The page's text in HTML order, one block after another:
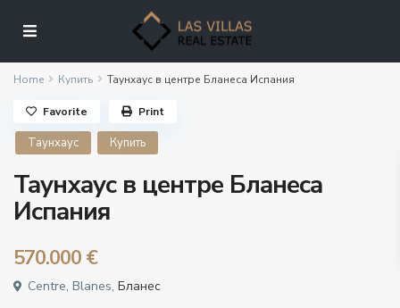
Home Купить Таунхаус в центре Бланеса Испания
Таунхаус Купить
Таунхаус в центре Бланеса
Испания
570.000 €
Centre, Blanes,Бланес
Favorite Print